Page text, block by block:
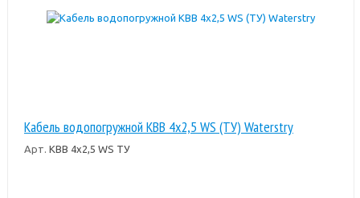
Кабель водопогружной КВВ 4х2,5 WS (ТУ) Waterstry
Арт. КВВ 4х2,5 WS ТУ